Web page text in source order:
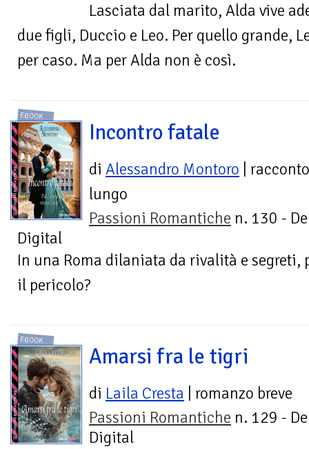
Lasciata dal marito, Alda vive
due figli, Duccio e Leo. Per quello grande,
per caso. Ma per Alda non è così.
EBOOK
Incontro fatale
di Alessandro Montoro | racconto
lungo
Passioni Romantiche n. 130 -
Digital
In una Roma dilaniata da rivalità e segreti,
il pericolo?
EBOOK
Amarsi fra le tigri
di Laila Cresta | romanzo breve
Passioni Romantiche n. 129 -
Digital